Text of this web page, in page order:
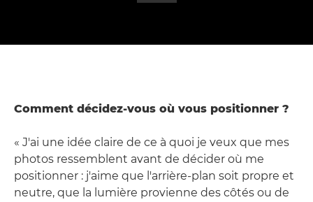
Comment décidez-vous où vous positionner ?
« J'ai une idée claire de ce à quoi je veux que mes
photos ressemblent avant de décider où me
positionner : j'aime que l'arrière-plan soit propre et
neutre, que la lumière provienne des côtés ou de